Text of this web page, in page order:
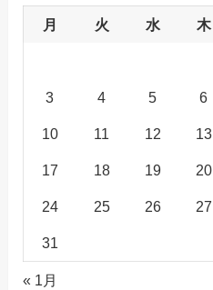
月 火 水 木
3 4 5 6
10 11 12 13
17 18 19 20
24 25 26 27
31
« 1月